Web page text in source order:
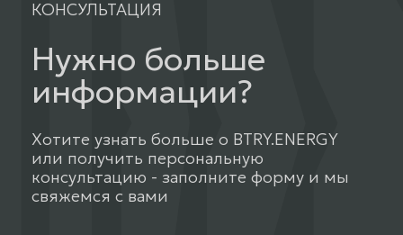
КОНСУЛЬТАЦИЯ
Нужно больше
информации?
Хотите узнать больше о BTRY.ENERGY
или получить персональную
консультацию - заполните форму и мы
свяжемся с вами